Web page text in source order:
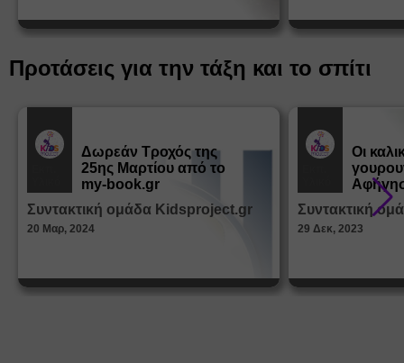
Προτάσεις για την τάξη και το σπίτι
Δωρεάν Tροχός της
25ης Μαρτίου από το
my-book.gr
Συντακτική ομάδα Kidsproject.gr
20 Μαρ, 2024
Οι
από τα
Συντακτική
29 Δεκ, 2023